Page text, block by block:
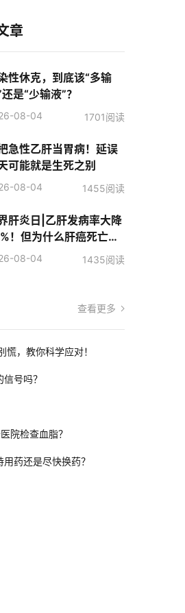
章
性休克，到底该“多输
是“少输液”？
08-04 1701阅读
急性乙肝当胃病！延误
可能就是生死之别
08-04 1455阅读
肝炎日|乙肝发病率大降
！但为什么肝癌死亡人
而增加了？
08-04 1435阅读
查看更多
，教你科学应对！
号吗？
院检查血脂？
药还是尽快换药？